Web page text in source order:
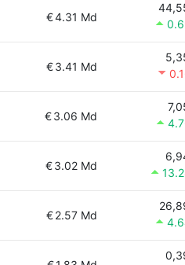
€4.31 Md
€3.41 Md
€3.06 Md
€3.02 Md
€2.57 Md